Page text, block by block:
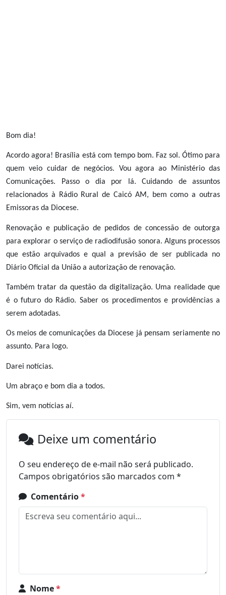
Bom dia!
Acordo agora! Brasília está com tempo bom. Faz sol. Ótimo para
quem veio cuidar de negócios. Vou agora ao Ministério das
Comunicações. Passo o dia por lá. Cuidando de assuntos
relacionados à Rádio Rural de Caicó AM, bem como a outras
Emissoras da Diocese.
Renovação e publicação de pedidos de concessão de outorga
para explorar o serviço de radiodifusão sonora. Alguns processos
que estão arquivados e qual a previsão de ser publicada no
Diário Oficial da União a autorização de renovação.
Também tratar da questão da digitalização. Uma realidade que
é o futuro do Rádio. Saber os procedimentos e providências a
serem adotadas.
Os meios de comunicações da Diocese já pensam seriamente no
assunto. Para logo.
Darei notícias.
Um abraço e bom dia a todos.
Sim, vem notícias aí.
Deixe um comentário
O seu endereço de e-mail não será publicado.
Campos obrigatórios são marcados com *
Comentário*
Nome*